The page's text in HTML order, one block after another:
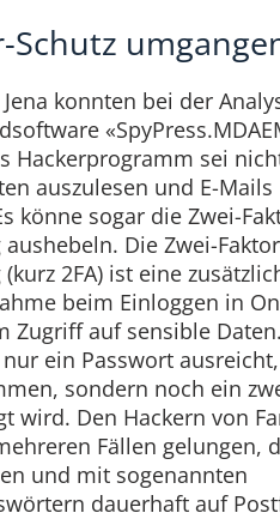
Schutz
konnten bei der
Hackerprogramm sei
auszulesen und E-Mails
könne sogar die Zwei-
Die Zwei-
2FA) ist eine
beim Einloggen in
Zugriff auf sensible
ein Passwort
sondern noch ein
wird. Den Hackern von
Fällen gelungen,
und mit sogenannten
dauerhaft auf